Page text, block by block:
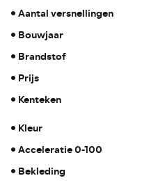
Aantal versnellingen
Bouwjaar
Brandstof
Prijs
Kenteken
Kleur
Acceleratie 0-100
Bekleding